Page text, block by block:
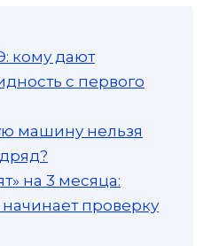
кому дают
с первого
машину нельзя
на 3 месяца:
проверку